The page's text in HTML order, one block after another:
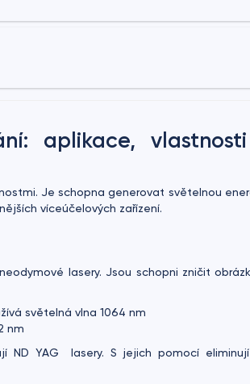
aplikace,
Je schopna generovat světelnou
víceúčelových zařízení.
lasery. Jsou schopni zničit
světelná vlna 1064 nm
nm
ND YAG lasery. S jejich pomocí